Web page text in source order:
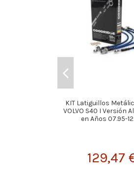
KIT Latiguillos
VOLVO S40 I Versión
en Años 07.95-
129,47